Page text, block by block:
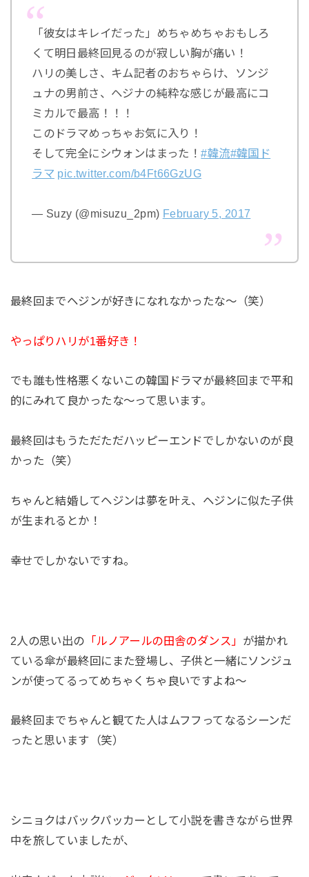
「彼女はキレイだった」めちゃめちゃおもしろ
くて明日最終回見るのが寂しい胸が痛い！
ハリの美しさ、キム記者のおちゃらけ、ソンジ
ュナの男前さ、ヘジナの純粋な感じが最高にコ
ミカルで最高！！！
このドラマめっちゃお気に入り！
そして完全にシウォンはまった！#韓流#韓国ド
ラマ pic.twitter.com/b4Ft66GzUG
— Suzy (@misuzu_2pm) February 5, 2017
最終回までヘジンが好きになれなかったな～（笑）
やっぱりハリが1番好き！
でも誰も性格悪くないこの韓国ドラマが最終回まで平和
的にみれて良かったな～って思います。
最終回はもうただただハッピーエンドでしかないのが良
かった（笑）
ちゃんと結婚してヘジンは夢を叶え、ヘジンに似た子供
が生まれるとか！
幸せでしかないですね。
2人の思い出の 「ルノアールの田舎のダンス」 が描かれ
ている傘が最終回にまた登場し、子供と一緒にソンジュ
ンが使ってるってめちゃくちゃ良いですよね～
最終回までちゃんと観てた人はムフフってなるシーンだ
ったと思います（笑）
シニョクはバックパッカーとして小説を書きながら世界
中を旅していましたが、